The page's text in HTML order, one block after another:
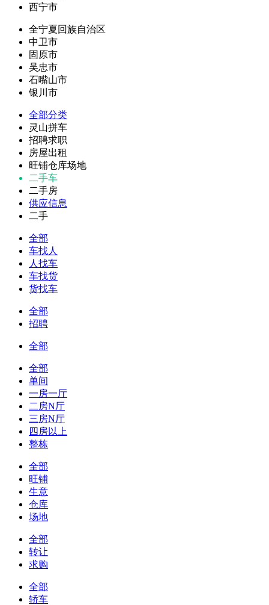
西宁市
全宁夏回族自治区
中卫市
固原市
吴忠市
石嘴山市
银川市
全部分类
灵山拼车
招聘求职
房屋出租
旺铺仓库场地
二手车
二手房
供应信息
二手
全部
车找人
人找车
车找货
货找车
全部
招聘
全部
全部
单间
一房一厅
二房N厅
三房N厅
四房以上
整栋
全部
旺铺
生意
仓库
场地
全部
转让
求购
全部
轿车